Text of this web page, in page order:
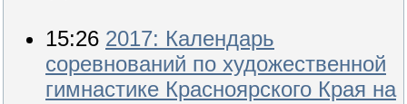
15:26 2017: Календарь
соревнований по художественной
гимнастике Красноярского Края на